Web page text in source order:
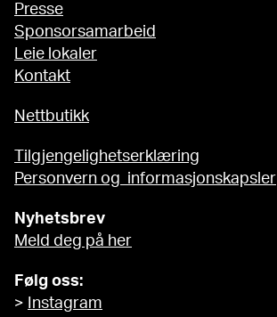
Presse
Sponsorsamarbeid
Leie lokaler
Kontakt
Nettbutikk
Tilgjengelighetserklæring
Personvern og informasjonskapsler
Nyhetsbrev
Meld deg på her
Følg oss:
>
Instagram